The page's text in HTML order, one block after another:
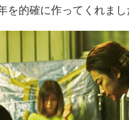
を的確に作ってくれまし